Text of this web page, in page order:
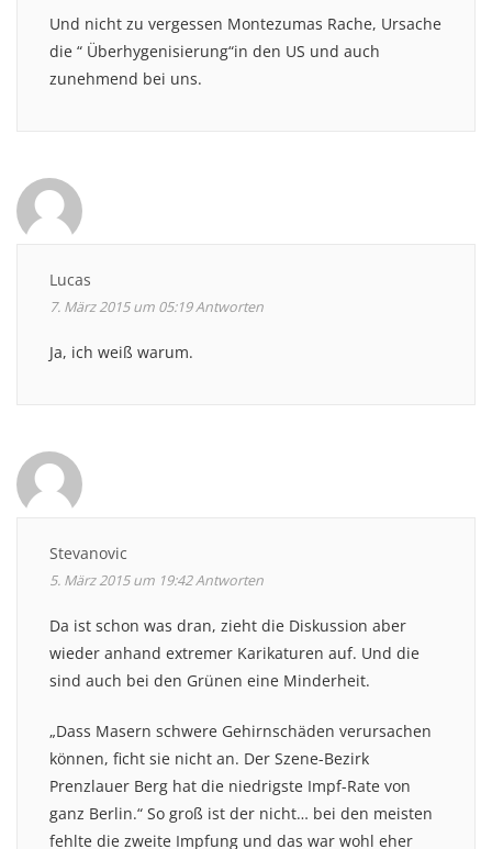
Und nicht zu vergessen Montezumas Rache, Ursache
die “ Überhygenisierung“in den US und auch
zunehmend bei uns.
Lucas
7. März 2015 um 05:19Antworten
Ja, ich weiß warum.
Stevanovic
5. März 2015 um 19:42Antworten
Da ist schon was dran, zieht die Diskussion aber
wieder anhand extremer Karikaturen auf. Und die
sind auch bei den Grünen eine Minderheit.
„Dass Masern schwere Gehirnschäden verursachen
können, ficht sie nicht an. Der Szene-Bezirk
Prenzlauer Berg hat die niedrigste Impf-Rate von
ganz Berlin.“ So groß ist der nicht… bei den meisten
fehlte die zweite Impfung und das war wohl eher